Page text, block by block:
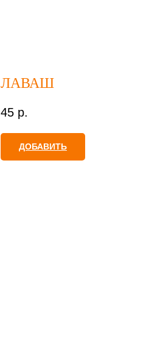
ЛАВАШ
45 р.
ДОБАВИТЬ